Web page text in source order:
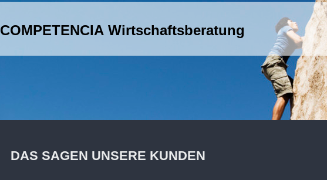
COMPETENCIA Wirtschaftsberatung
DAS SAGEN UNSERE KUNDEN